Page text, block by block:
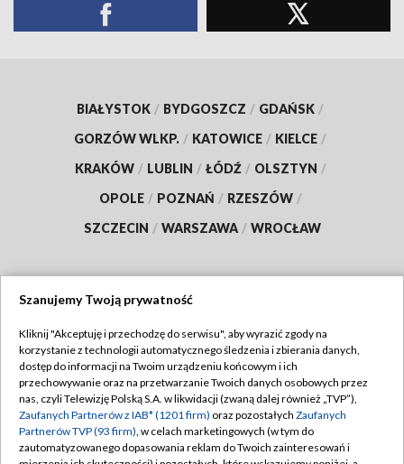
BIAŁYSTOK / BYDGOSZCZ / GDAŃSK /
GORZÓW WLKP. / KATOWICE / KIELCE /
KRAKÓW / LUBLIN / ŁÓDŹ / OLSZTYN /
OPOLE / POZNAŃ / RZESZÓW /
SZCZECIN / WARSZAWA / WROCŁAW
TVP
Abonament TVP
Emisja w TVP
Centrum informacji TVP
Regulamin TVP
Polityka prywatności
Moje zgody
Szanujemy Twoją prywatność
Kliknij "Akceptuję i przechodzę do serwisu", aby wyrazić zgody na
korzystanie z technologii automatycznego śledzenia i zbierania danych,
dostęp do informacji na Twoim urządzeniu końcowym i ich
przechowywanie oraz na przetwarzanie Twoich danych osobowych przez
nas, czyli Telewizję Polską S.A. w likwidacji (zwaną dalej również „TVP”),
Zaufanych Partnerów z IAB* (1201 firm) oraz pozostałych Zaufanych
Partnerów TVP (93 firm), w celach marketingowych (w tym do
zautomatyzowanego dopasowania reklam do Twoich zainteresowań i